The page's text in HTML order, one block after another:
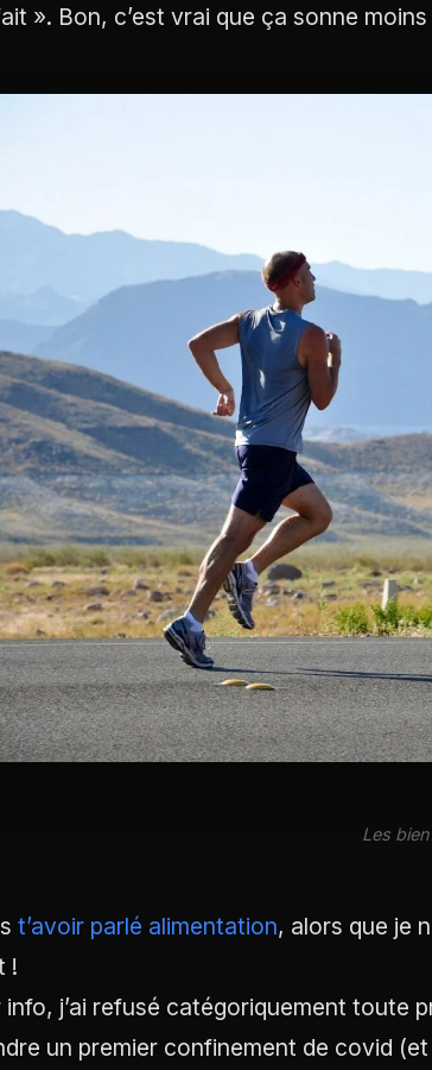
». Bon, c’est vrai que ça sonne
Les
t’avoir parlé alimentation, alors que je
!
info, j’ai refusé catégoriquement toute
un premier confinement de covid